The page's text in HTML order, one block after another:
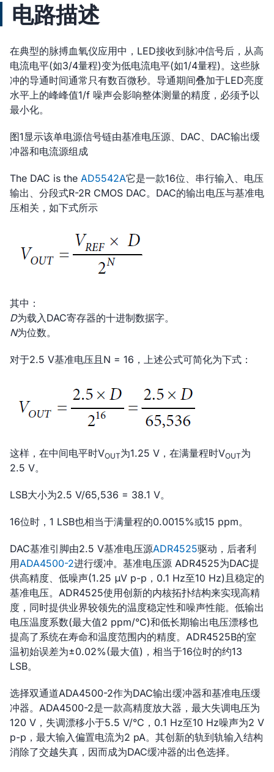
电路描述
在典型的脉搏血氧仪应用中，LED接收到脉冲信号后，从高
电流电平(如3/4量程)变为低电流电平(如1/4量程)。这些脉
冲的导通时间通常只有数百微秒。导通期间叠加于LED亮度
水平上的峰峰值1/f 噪声会影响整体测量的精度，必须予以
最小化。
图1显示该单电源信号链由基准电压源、DAC、DAC输出缓
冲器和电流源组成
The DAC is the AD5542A它是一款16位、串行输入、电压
输出、分段式R-2R CMOS DAC。DAC的输出电压与基准电
压相关，如下式所示
其中：
D为载入DAC寄存器的十进制数据字。
N为位数。
对于2.5 V基准电压且N = 16，上述公式可简化为下式：
这样，在中间电平时VOUT为1.25 V，在满量程时VOUT为
2.5 V。
LSB大小为2.5 V/65,536 = 38.1 V。
16位时，1 LSB也相当于满量程的0.0015%或15 ppm。
DAC基准引脚由2.5 V基准电压源ADR4525驱动，后者利
用ADA4500-2进行缓冲。基准电压源 ADR4525为DAC提
供高精度、低噪声(1.25 μV p-p，0.1 Hz至10 Hz)且稳定的
基准电压。ADR4525使用创新的内核拓扑结构来实现高精
度，同时提供业界较领先的温度稳定性和噪声性能。低输出
电压温度系数(最大值2 ppm/°C)和低长期输出电压漂移也
提高了系统在寿命和温度范围内的精度。ADR4525B的室
温初始误差为±0.02%(最大值)，相当于16位时的约13
LSB。
选择双通道ADA4500-2作为DAC输出缓冲器和基准电压缓
冲器。ADA4500-2是一款高精度放大器，最大失调电压为
120 V，失调漂移小于5.5 V/°C，0.1 Hz至10 Hz噪声为2 V
p-p，最大输入偏置电流为2 pA。其创新的轨到轨输入结构
消除了交越失真，因而成为DAC缓冲器的出色选择。